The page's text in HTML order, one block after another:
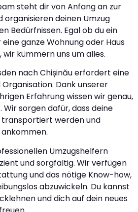
steht dir von Anfang an zur
organisieren deinen Umzug
Bedürfnissen. Egal ob du ein
ganze Wohnung oder Haus
kümmern uns um alles.
nach Chișinău erfordert eine
Dank unserer
Erfahrung wissen wir genau,
sorgen dafür, dass deine
transportiert werden und
Umzugshelfern
und sorgfältig. Wir verfügen
und das nötige Know-how,
abzuwickeln. Du kannst
und dich auf dein neues